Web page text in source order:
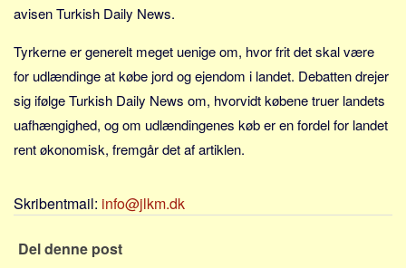
Transport
Alle
Aspekter
Køb og salg
Skatter og afgifter
Praktisk
avisen Turkish Daily News.
Tyrkerne er generelt meget uenige om, hvor frit det skal være
for udlændinge at købe jord og ejendom i landet. Debatten drejer
sig ifølge Turkish Daily News om, hvorvidt købene truer landets
uafhængighed, og om udlændingenes køb er en fordel for landet
rent økonomisk, fremgår det af artiklen.
Skribentmail: info@jlkm.dk
Del denne post